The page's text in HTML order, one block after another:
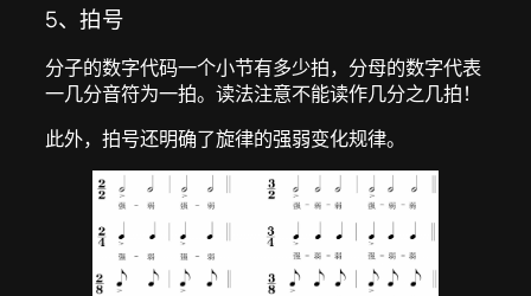
5、拍号
分子的数字代码一个小节有多少拍，分母的数字代表
一几分音符为一拍。读法注意不能读作几分之几拍！
此外，拍号还明确了旋律的强弱变化规律。